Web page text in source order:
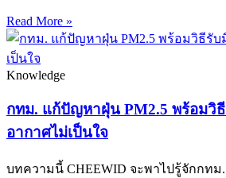
Read More »
Knowledge
กทม. แก้ปัญหาฝุ่น PM2.5 พร้อมวิ
อากาศไม่เป็นใจ
บทความนี้ CHEEWID จะพาไปรู้จักกท